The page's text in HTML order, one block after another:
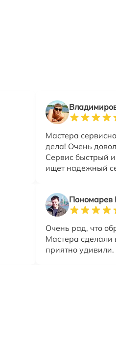
Мастера
дела! Очень
Сервис быстрый
ищет надежный
Пономарев
Очень рад, что
Мастера сделали
приятно